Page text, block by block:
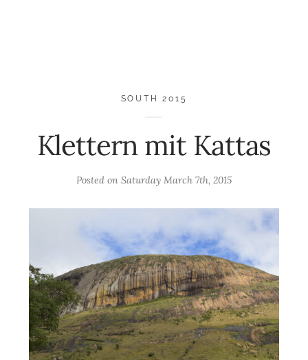
SOUTH 2015
Klettern mit Kattas
Posted on Saturday March 7th, 2015